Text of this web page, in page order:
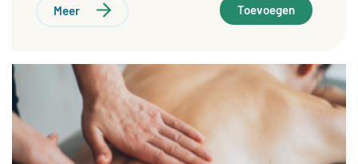
Meer Toevoegen